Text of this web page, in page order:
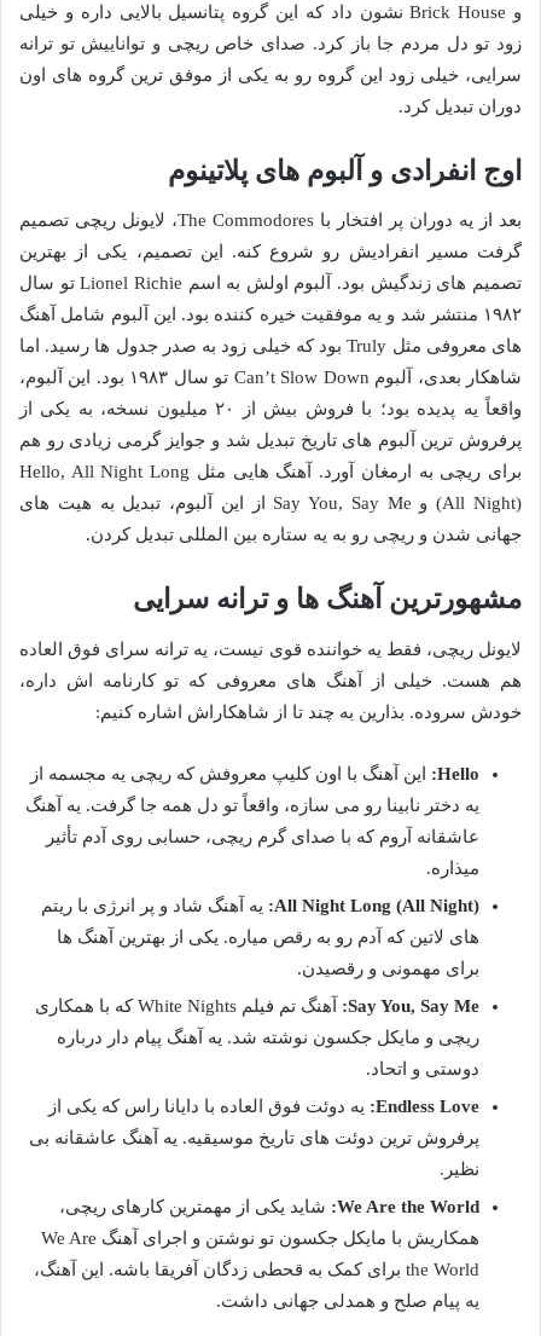
و Brick House نشون داد که این گروه پتانسیل بالایی داره و خیلی
زود تو دل مردم جا باز کرد. صدای خاص ریچی و تواناییش تو ترانه
سرایی، خیلی زود این گروه رو به یکی از موفق ترین گروه های اون
دوران تبدیل کرد.
اوج انفرادی و آلبوم های پلاتینوم
بعد از یه دوران پر افتخار با The Commodores، لایونل ریچی تصمیم
گرفت مسیر انفرادیش رو شروع کنه. این تصمیم، یکی از بهترین
تصمیم های زندگیش بود. آلبوم اولش به اسم Lionel Richie تو سال
۱۹۸۲ منتشر شد و یه موفقیت خیره کننده بود. این آلبوم شامل آهنگ
های معروفی مثل Truly بود که خیلی زود به صدر جدول ها رسید. اما
شاهکار بعدی، آلبوم Can’t Slow Down تو سال ۱۹۸۳ بود. این آلبوم،
واقعاً یه پدیده بود؛ با فروش بیش از ۲۰ میلیون نسخه، به یکی از
پرفروش ترین آلبوم های تاریخ تبدیل شد و جوایز گرمی زیادی رو هم
برای ریچی به ارمغان آورد. آهنگ هایی مثل Hello, All Night Long
(All Night) و Say You, Say Me از این آلبوم، تبدیل به هیت های
جهانی شدن و ریچی رو به یه ستاره بین المللی تبدیل کردن.
مشهورترین آهنگ ها و ترانه سرایی
لایونل ریچی، فقط یه خواننده قوی نیست، یه ترانه سرای فوق العاده
هم هست. خیلی از آهنگ های معروفی که تو کارنامه اش داره،
خودش سروده. بذارین به چند تا از شاهکاراش اشاره کنیم:
Hello:
این آهنگ با اون کلیپ معروفش که ریچی یه مجسمه از
یه دختر نابینا رو می سازه، واقعاً تو دل همه جا گرفت. یه آهنگ
عاشقانه آروم که با صدای گرم ریچی، حسابی روی آدم تأثیر
میذاره.
All Night Long (All Night):
یه آهنگ شاد و پر انرژی با ریتم
های لاتین که آدم رو به رقص میاره. یکی از بهترین آهنگ ها
برای مهمونی و رقصیدن.
Say You, Say Me:
آهنگ تم فیلم White Nights که با همکاری
ریچی و مایکل جکسون نوشته شد. یه آهنگ پیام دار درباره
دوستی و اتحاد.
Endless Love:
یه دوئت فوق العاده با دایانا راس که یکی از
پرفروش ترین دوئت های تاریخ موسیقیه. یه آهنگ عاشقانه بی
نظیر.
We Are the World:
شاید یکی از مهمترین کارهای ریچی،
همکاریش با مایکل جکسون تو نوشتن و اجرای آهنگ We Are
the World برای کمک به قحطی زدگان آفریقا باشه. این آهنگ،
یه پیام صلح و همدلی جهانی داشت.